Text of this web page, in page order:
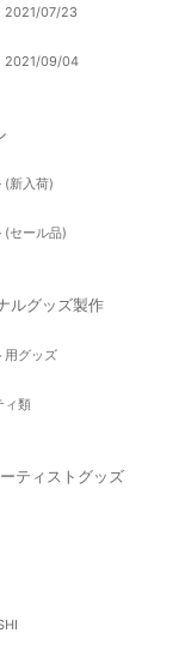
2021/07/23
2021/09/04
(新入荷)
(セール品)
ルグッズ製作
用グッズ
ィ類
ティストグッズ